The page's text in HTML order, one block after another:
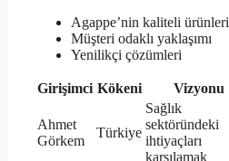
Agappe’nin kaliteli ürünleri
Müşteri odaklı yaklaşımı
Yenilikçi çözümleri
Girişimci Kökeni Vizyonu
Ahmet
Görkem
Türkiye
Sağlık
sektöründeki
ihtiyaçları
karşılamak